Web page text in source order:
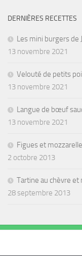
DERNIÈRES RECETTES
Les mini burgers de
13 novembre 2021
Velouté de petits
13 novembre 2021
Langue de bœuf
13 novembre 2021
Figues et
2 octobre 2013
Tartine au chèvre et
28 septembre 2013